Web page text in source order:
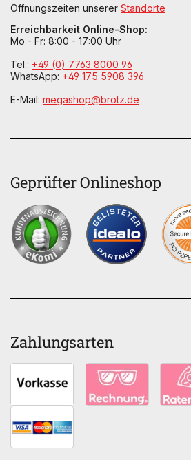
Öffnungszeiten unserer Standorte
Erreichbarkeit Online-Shop:
Mo - Fr: 8:00 - 17:00 Uhr
Tel.: +49 (0) 7763 8000 96
WhatsApp: +49 175 5908 396
E-Mail: megashop@brotz.de
Geprüfter Onlineshop
Zahlungsarten